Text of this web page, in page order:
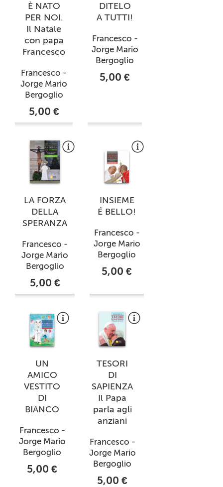
È NATO
PER NOI.
Il Natale
con papa
Francesco
Francesco -
Jorge Mario
Bergoglio
5,00 €
DITELO
A TUTTI!
Francesco -
Jorge Mario
Bergoglio
5,00 €
LA FORZA
DELLA
SPERANZA
Francesco -
Jorge Mario
Bergoglio
5,00 €
INSIEME
É BELLO!
Francesco -
Jorge Mario
Bergoglio
5,00 €
UN
AMICO
VESTITO
DI
BIANCO
Francesco -
Jorge Mario
Bergoglio
5,00 €
TESORI
DI
SAPIENZA
Il Papa
parla agli
anziani
Francesco -
Jorge Mario
Bergoglio
5,00 €